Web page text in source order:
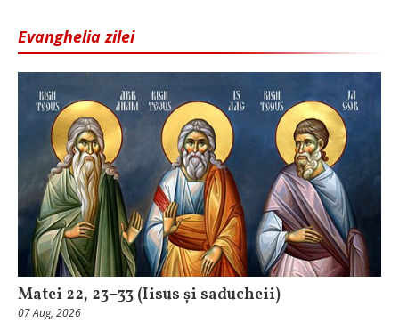
Evanghelia zilei
Matei 22, 23–33 (Iisus și saducheii)
07 Aug, 2026